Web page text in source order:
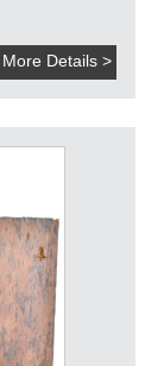
More Details >